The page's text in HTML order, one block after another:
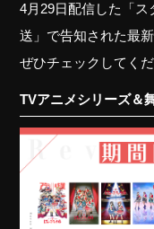
4月29日配信した「
送」で告知された最
ぜひチェックしてくだ
TVアニメシリーズ＆